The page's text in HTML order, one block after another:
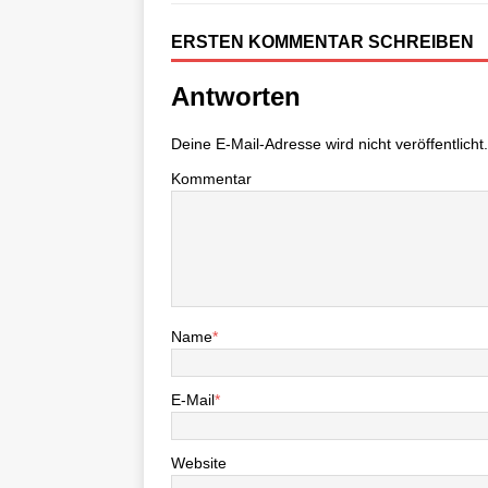
ERSTEN KOMMENTAR SCHREIBEN
Antworten
Deine E-Mail-Adresse wird nicht veröffentlicht.
Kommentar
Name*
E-Mail*
Website